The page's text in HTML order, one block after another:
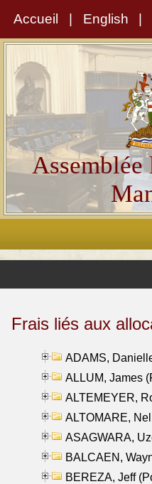
Accueil English
Frais liés aux
ADAMS,
ALLUM, James
ALTEMEYER,
ALTOMARE,
ASAGWARA,
BALCAEN,
BEREZA, Jeff